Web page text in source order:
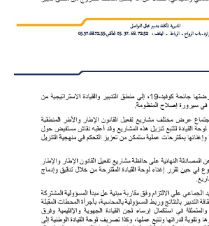
التوازيع السنوية
وثائق الإدارة التربوية
مباريات
أطر الأكاديميات
الإدارة التربوية